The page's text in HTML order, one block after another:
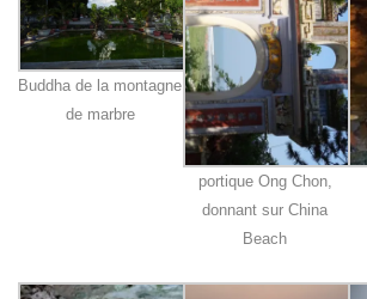
Buddha de la montagne
de marbre
portique Ong Chon,
donnant sur China
Beach